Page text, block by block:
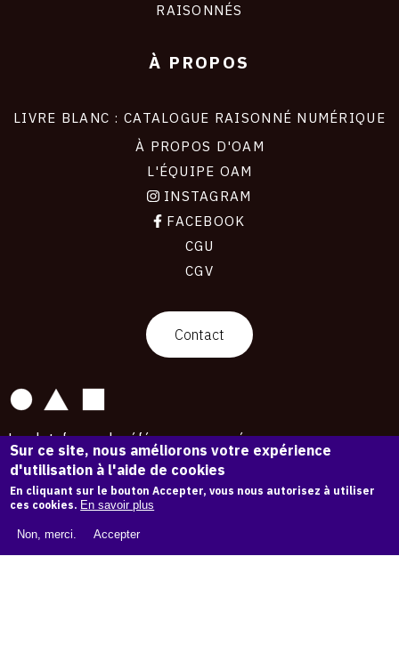
RAISONNÉS
À PROPOS
LIVRE BLANC : CATALOGUE RAISONNÉ NUMÉRIQUE
À PROPOS D'OAM
L'ÉQUIPE OAM
INSTAGRAM
FACEBOOK
CGU
CGV
Contact
La plateforme de référence pour créer,
conserver et promouvoir l'Histoire de l'Art.
Des catalogues raisonnés aux archives
d'expositions.
43 254 œuvres d'art — 7 587 expositions
Copyright © OAM 2026. Tous droits réservés.
Sur ce site, nous améliorons votre expérience
d'utilisation à l'aide de cookies
En cliquant sur le bouton Accepter, vous nous autorisez à utiliser
ces cookies. En savoir plus
Non, merci. Accepter